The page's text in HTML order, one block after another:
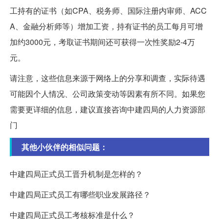
工持有的证书（如CPA、税务师、国际注册内审师、ACC
A、金融分析师等）增加工资，持有证书的员工每月可增
加约3000元，考取证书期间还可获得一次性奖励2-4万
元。
请注意，这些信息来源于网络上的分享和调查，实际待遇
可能因个人情况、公司政策变动等因素有所不同。如果您
需要更详细的信息，建议直接咨询中建四局的人力资源部
门
其他小伙伴的相似问题：
中建四局正式员工晋升机制是怎样的？
中建四局正式员工有哪些职业发展路径？
中建四局正式员工考核标准是什么？